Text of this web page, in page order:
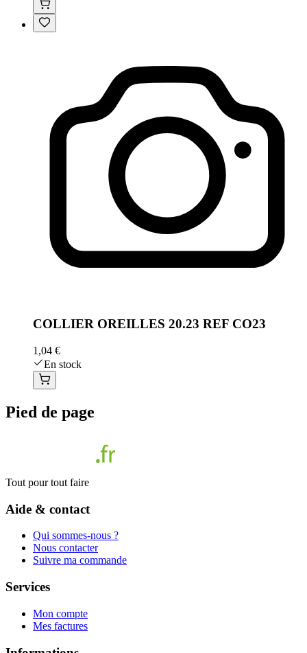
COLLIER OREILLES 20.23 REF CO23
1,04 €
En stock
Pied de page
Tout pour tout faire
Aide & contact
Qui sommes-nous ?
Nous contacter
Suivre ma commande
Services
Mon compte
Mes factures